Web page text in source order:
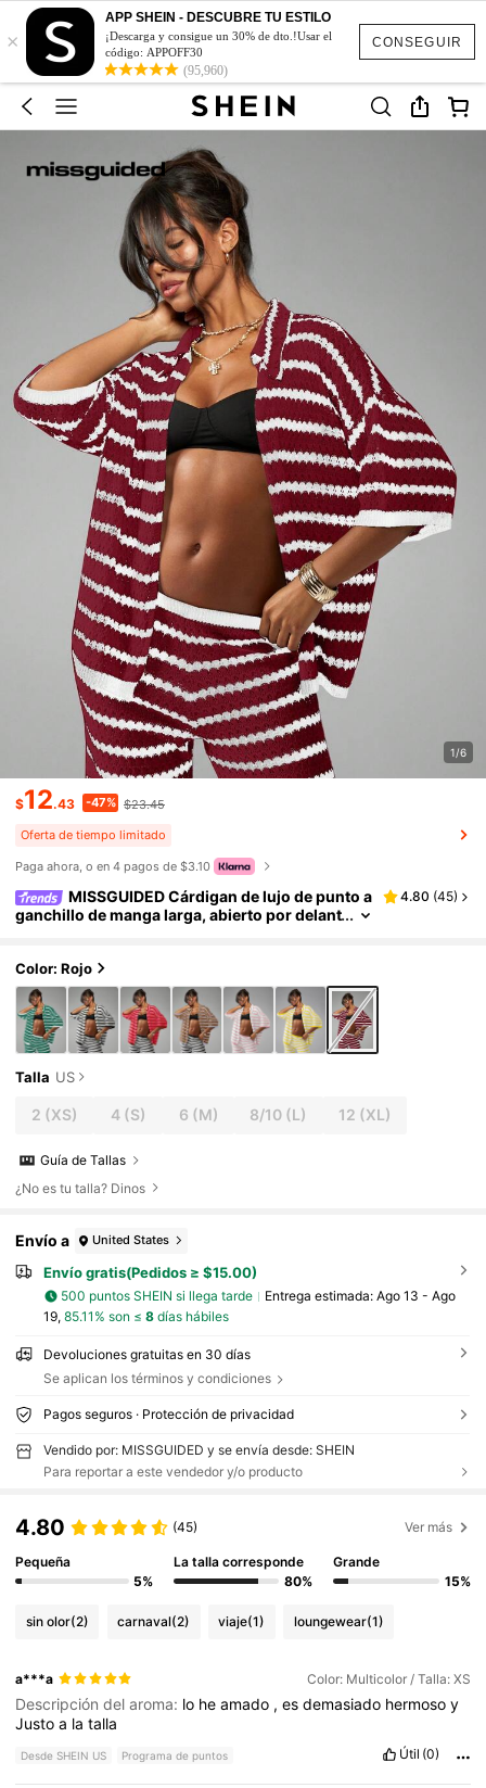
CONSEGUIR
×
APP SHEIN - DESCUBRE TU ESTILO
¡Descarga y consigue un 30% de dto.!Usar el
código: APPOFF30
(95,960)
1/6
$12.43 -47% $23.45
Oferta de tiempo limitado
Paga ahora, o en 4 pagos de $3.10
MISSGUIDED Cárdigan de lujo de punto a
ganchillo de manga larga, abierto por delant
4.80 (45)
Color: Rojo
Talla US
2 (XS) 4(S) 6 (M) 8/10 (L) 12 (XL)
Guía de Tallas
¿No es tu talla? Dinos
Envío a United States
Envío gratis(Pedidos ≥ $15.00)
500 puntos SHEIN si llega tarde Entrega estimada: Ago 13 - Ago
19, 85.11% son ≤ 8días hábiles
Devoluciones gratuitas en 30 días
Se aplican los términos y condiciones
Pagos seguros · Protección de privacidad
Vendido por: MISSGUIDED y se envía desde: SHEIN
Para reportar a este vendedor y/o producto
4.80 (45) Ver más
Pequeña
5%
La talla corresponde
80%
Grande
15%
sin olor(2) carnaval(2) viaje(1) loungewear(1)
a***a Color: Multicolor / Talla: XS
Descripción del aroma: lo heamado ,esdemasiado hermosoy
Justoa latalla
Desde SHEIN US Programa de puntos Útil (0)